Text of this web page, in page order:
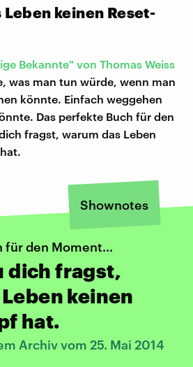
Leben keinen Reset-
Bekannte" von Thomas Weiss
was man tun würde, wenn man
könnte. Einfach weggehen
Das perfekte Buch für den
fragst, warum das Leben
Shownotes
für den Moment...
dich fragst,
keinen
hat.
Archiv vom 25. Mai 2014